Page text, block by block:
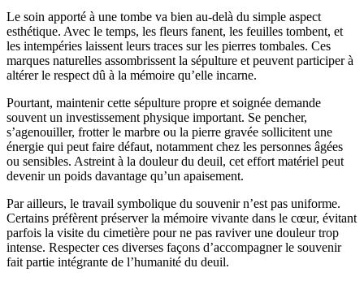
Le soin apporté à une tombe va bien au-delà du simple aspect
esthétique. Avec le temps, les fleurs fanent, les feuilles tombent, et
les intempéries laissent leurs traces sur les pierres tombales. Ces
marques naturelles assombrissent la sépulture et peuvent participer à
altérer le respect dû à la mémoire qu’elle incarne.
Pourtant, maintenir cette sépulture propre et soignée demande
souvent un investissement physique important. Se pencher,
s’agenouiller, frotter le marbre ou la pierre gravée sollicitent une
énergie qui peut faire défaut, notamment chez les personnes âgées
ou sensibles. Astreint à la douleur du deuil, cet effort matériel peut
devenir un poids davantage qu’un apaisement.
Par ailleurs, le travail symbolique du souvenir n’est pas uniforme.
Certains préfèrent préserver la mémoire vivante dans le cœur, évitant
parfois la visite du cimetière pour ne pas raviver une douleur trop
intense. Respecter ces diverses façons d’accompagner le souvenir
fait partie intégrante de l’humanité du deuil.